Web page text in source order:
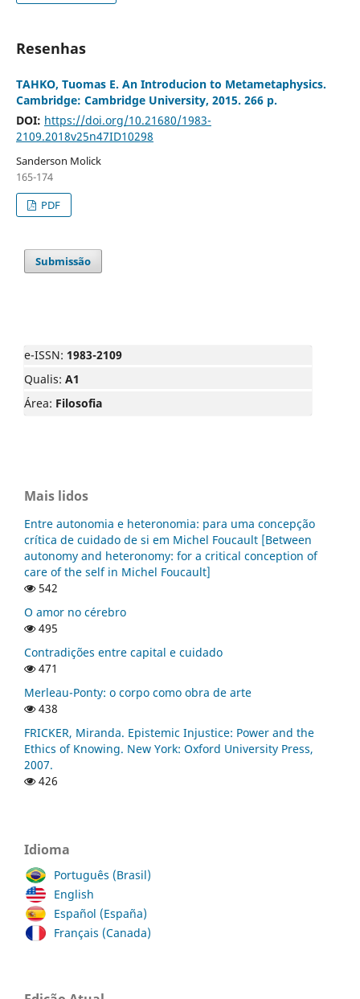
Resenhas
TAHKO, Tuomas E. An Introducion to Metametaphysics.
Cambridge: Cambridge University, 2015. 266 p.
DOI: https://doi.org/10.21680/1983-
2109.2018v25n47ID10298
Sanderson Molick
165-174
PDF
Submissão
e-ISSN: 1983-2109
Qualis: A1
Área: Filosofia
Mais lidos
Entre autonomia e heteronomia: para uma concepção
crítica de cuidado de si em Michel Foucault [Between
autonomy and heteronomy: for a critical conception of
care of the self in Michel Foucault]
542
O amor no cérebro
495
Contradições entre capital e cuidado
471
Merleau-Ponty: o corpo como obra de arte
438
FRICKER, Miranda. Epistemic Injustice: Power and the
Ethics of Knowing. New York: Oxford University Press,
2007.
426
Idioma
Português (Brasil)
English
Español (España)
Français (Canada)